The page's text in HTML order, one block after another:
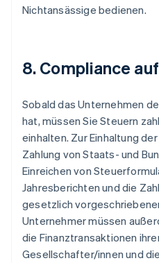
Nichtansässige bedienen.
8. Compliance
Sobald das Unternehmen
hat, müssen Sie Steuern
einhalten. Zur Einhaltung
Zahlung von Staats- und
Einreichen von
Jahresberichten und die
gesetzlich
Unternehmer müssen
die Finanztransaktionen
Gesellschafter/innen und